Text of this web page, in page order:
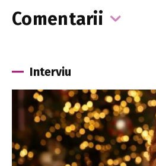
Comentarii
Interviu